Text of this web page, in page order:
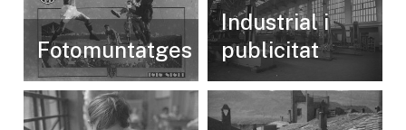
Fotomuntatges
Industrial i
publicitat